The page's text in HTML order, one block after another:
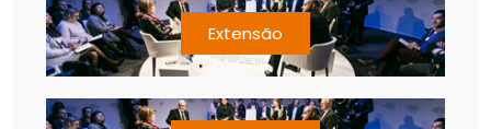
Extensão